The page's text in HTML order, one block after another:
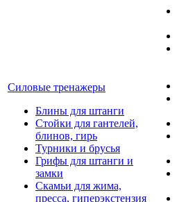
Силовые тренажеры
Блины для штанги
Стойки для гантелей,
блинов, гирь
Турники и брусья
Грифы для штанги и
замки
Скамьи для жима,
пресса, гиперэкстензия